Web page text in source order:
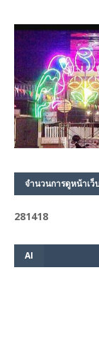
จำนวนการดูหน้าเว็
281418
AI